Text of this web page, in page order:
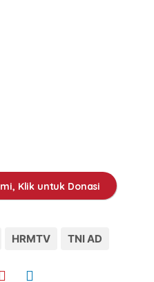
Klik untuk Donasi
HRMTV TNI AD